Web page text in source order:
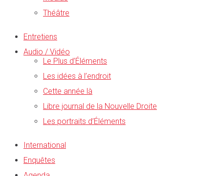
Théâtre
Entretiens
Audio / Vidéo
Le Plus d’Éléments
Les idées à l’endroit
Cette année là
Libre journal de la Nouvelle Droite
Les portraits d’Éléments
International
Enquêtes